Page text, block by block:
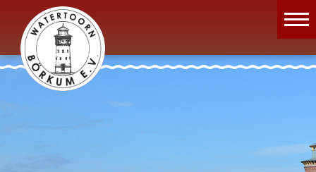
Wassermuseum
Öffnungszeiten